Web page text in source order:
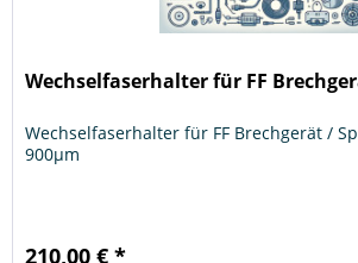
Wechselfaserhalter für FF
Wechselfaserhalter für FF Brechgerät /
900µm
210,00 € *